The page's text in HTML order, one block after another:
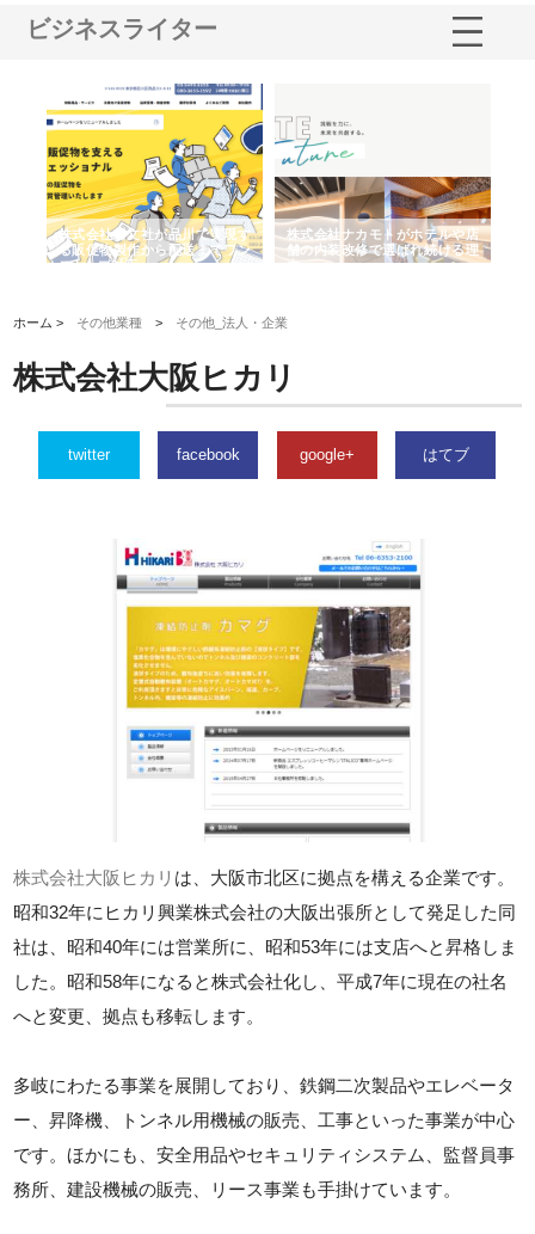
ビジネスライター
株式会社耕文社が品川で実現す
る販促物製作から配送までワン
ストップ対応
株式会社ナカモトがホテルや店
舗の内装改修で選ばれ続ける理
由
ホーム > その他業種 > その他_法人・企業
株式会社大阪ヒカリ
twitter facebook google+ はてブ
株式会社大阪ヒカリ は、大阪市北区に拠点を構える企業です。
昭和32年にヒカリ興業株式会社の大阪出張所として発足した同
社は、昭和40年には営業所に、昭和53年には支店へと昇格しま
した。昭和58年になると株式会社化し、平成7年に現在の社名
へと変更、拠点も移転します。
多岐にわたる事業を展開しており、鉄鋼二次製品やエレベータ
ー、昇降機、トンネル用機械の販売、工事といった事業が中心
です。ほかにも、安全用品やセキュリティシステム、監督員事
務所、建設機械の販売、リース事業も手掛けています。